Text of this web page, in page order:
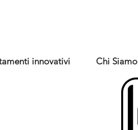
innovativi Chi Siamo